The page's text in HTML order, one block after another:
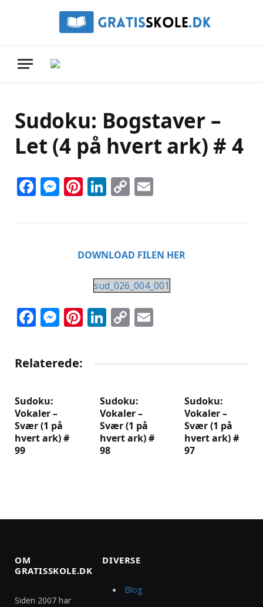
Sudoku: Bogstaver –
Let (4 på hvert ark) # 4
Facebook
Messenger
Pinterest
LinkedIn
Copy
DOWNLOAD FILEN HER
sud_026_004_001
Facebook
Messenger
Pinterest
LinkedIn
Copy
Relaterede:
Sudoku:
Vokaler –
Svær (1 på
hvert ark) #
99
Sudoku:
Vokaler –
Svær (1 på
hvert ark) #
98
Sudoku:
Vokaler –
Svær (1 på
hvert ark) #
97
OM
GRATISSKOLE.DK
Siden 2007 har
DIVERSE
Blog